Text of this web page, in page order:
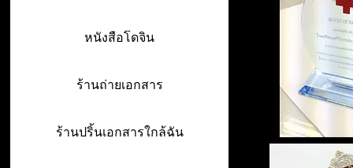
หนังสือโดจิน
ร้านถ่ายเอกสาร
ร้านปริ้นเอกสารใกล้ฉัน